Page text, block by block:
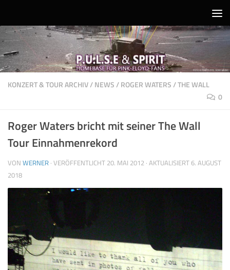
KONZERT & TOUR ARCHIV/NEWS/ROGER WATERS/THE WALL
0
Roger Waters bricht mit seiner The Wall
Tour Einnahmenrekord
VON WERNER · VERÖFFENTLICHT 20. MAI 2012 · AKTUALISIERT6. AUGUST
2018